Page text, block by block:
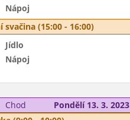
Nápoj
svačina (15:00 - 16:00)
Jídlo
Nápoj
Chod
Pondělí 13. 3. 2023